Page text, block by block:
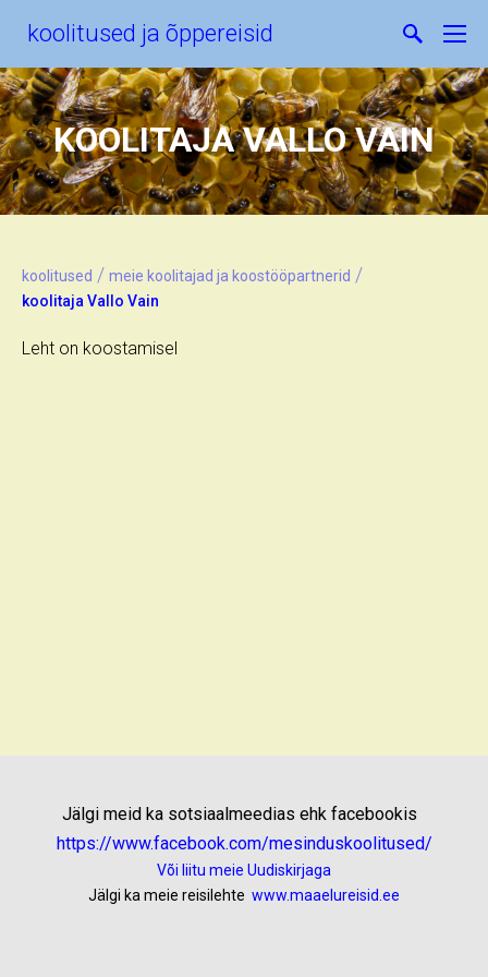
koolitused ja õppereisid
KOOLITAJA VALLO VAIN
koolitused / meie koolitajad ja koostööpartnerid /
koolitaja Vallo Vain
Leht on koostamisel
Jälgi meid ka sotsiaalmeedias ehk facebookis
https://www.facebook.com/mesinduskoolitused/
Või liitu meie Uudiskirjaga
Jälgi ka meie reisilehte www.maaelureisid.ee